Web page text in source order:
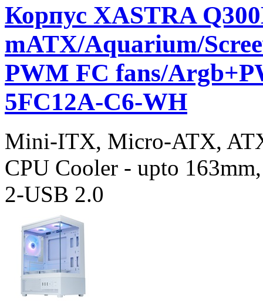
Корпус XASTRA
mATX/Aquarium/
PWM FC fans/
5FC12A-C6-WH
Mini-ITX, Micro-ATX,
CPU Cooler - upto
2-USB 2.0